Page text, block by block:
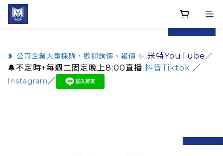
prev next
❥ 公司企業大量採購，歡迎詢價、報價 ✨ 米特YouTube／
🔔不定時+每週二固定晚上8:00直播 抖音Tiktok ／
Instagram ／